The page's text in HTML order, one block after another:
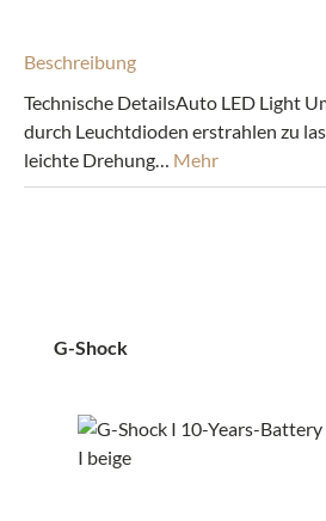
Beschreibung
Technische DetailsAuto LED Light
durch Leuchtdioden erstrahlen zu
leichte Drehung… Mehr
Produktgalerie überspringen
G-Shock